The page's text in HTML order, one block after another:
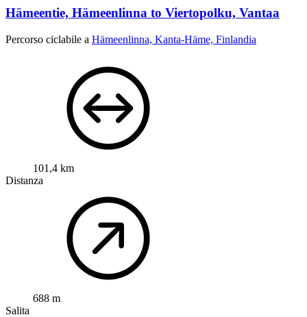
Hämeentie, Hämeenlinna to Viertopolku, Vantaa
Percorso ciclabile a Hämeenlinna, Kanta-Häme, Finlandia
101,4 km
Distanza
688 m
Salita